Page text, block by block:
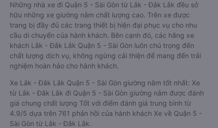
Những nhà xe đi Quận 5 - Sài Gòn từ Lắk - Đắk Lắk đều sở
hữu những xe giường nằm chất lượng cao. Trên xe được
trang bị đầy đủ các trang thiết bị hiện đại phục vụ cho nhu
cầu di chuyển của hành khách. Bên cạnh đó, các hãng xe
khách Lắk - Đắk Lắk Quận 5 - Sài Gòn luôn chú trọng đến
chất lượng dịch vụ, không ngừng cải thiện để mang đến trải
nghiệm hoàn hảo cho hành khách.
Xe Lắk - Đắk Lắk Quận 5 - Sài Gòn giường nằm tốt nhất: Xe
từ Lắk - Đắk Lắk đi Quận 5 - Sài Gòn giường nằm được đánh
giá chung chất lượng Tốt với điểm đánh giá trung bình từ
4.9/5 dựa trên 761 phản hồi của hành khách Xe về Quận 5 -
Sài Gòn từ Lắk - Đắk Lắk.